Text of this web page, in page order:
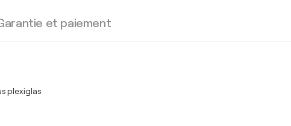
et paiement
plexiglas